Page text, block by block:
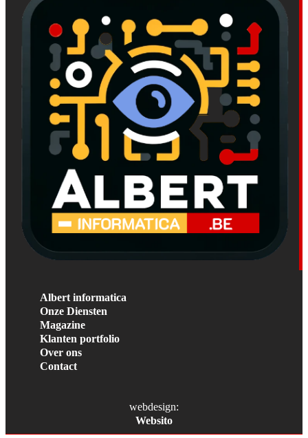
Albert informatica
Onze Diensten
Magazine
Klanten portfolio
Over ons
Contact
webdesign:
Websito